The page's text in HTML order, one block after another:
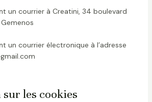
un courrier à Creatini, 34 boulevard
un courrier électronique à l’adresse
les cookies